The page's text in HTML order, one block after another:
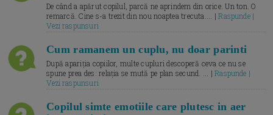
De când a apărut copilul, parcă ne aprindem din orice. Un ton. O
remarcă. Cine s-a trezit din nou noaptea trecuta.... |Raspunde |
Vezi raspunsuri
Cum ramanem un cuplu, nu doar parinti
După apariția copiilor, multe cupluri descoperă ceva ce nu se
spune prea des: relația se mută pe plan secund. ... |Raspunde |
Vezi raspunsuri
Copilul simte emotiile care plutesc in aer